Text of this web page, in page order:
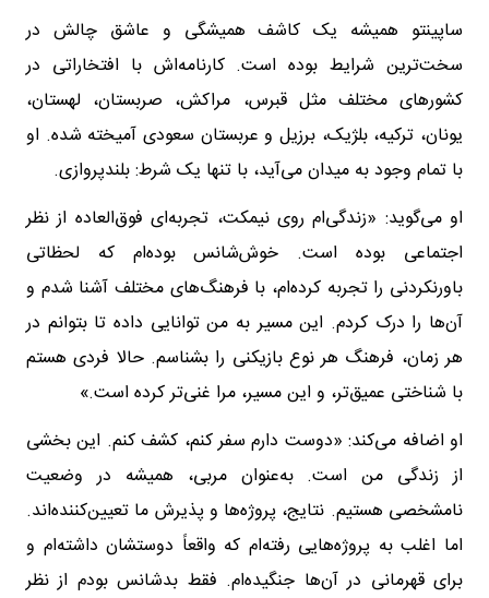
ساپینتو همیشه یک کاشف همیشگی و عاشق چالش در
سخت‌ترین شرایط بوده است. کارنامه‌اش با افتخاراتی در
کشورهای مختلف مثل قبرس، مراکش، صربستان، لهستان،
یونان، ترکیه، بلژیک، برزیل و عربستان سعودی آمیخته شده. او
با تمام وجود به میدان می‌آید، با تنها یک شرط: بلندپروازی.
او می‌گوید: «زندگی‌ام روی نیمکت، تجربه‌ای فوق‌العاده از نظر
اجتماعی بوده است. خوش‌شانس بوده‌ام که لحظاتی
باورنکردنی را تجربه کرده‌ام، با فرهنگ‌های مختلف آشنا شدم و
آن‌ها را درک کردم. این مسیر به من توانایی داده تا بتوانم در
هر زمان، فرهنگ هر نوع بازیکنی را بشناسم. حالا فردی هستم
با شناختی عمیق‌تر، و این مسیر، مرا غنی‌تر کرده است.»
او اضافه می‌کند: «دوست دارم سفر کنم، کشف کنم. این بخشی
از زندگی من است. به‌عنوان مربی، همیشه در وضعیت
نامشخصی هستیم. نتایج، پروژه‌ها و پذیرش ما تعیین‌کننده‌اند.
اما اغلب به پروژه‌هایی رفته‌ام که واقعاً دوستشان داشته‌ام و
برای قهرمانی در آن‌ها جنگیده‌ام. فقط بدشانس بودم از نظر